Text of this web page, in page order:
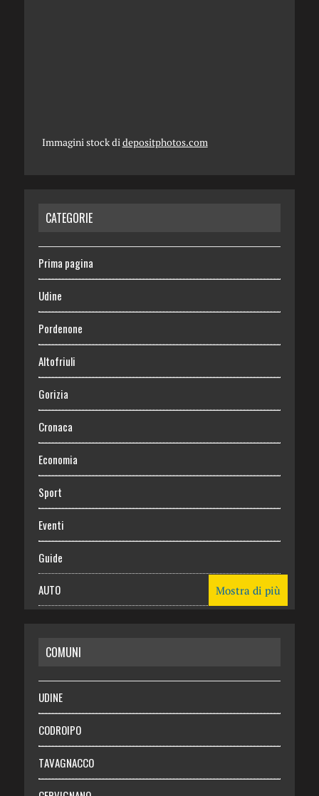
Immagini stock di depositphotos.com
CATEGORIE
Prima pagina
Udine
Pordenone
Altofriuli
Gorizia
Cronaca
Economia
Sport
Eventi
Guide
AUTO
RISPARMIO
SALUTE
Necrologie
Chi siamo
Abbonati
Mostra di più
COMUNI
UDINE
CODROIPO
TAVAGNACCO